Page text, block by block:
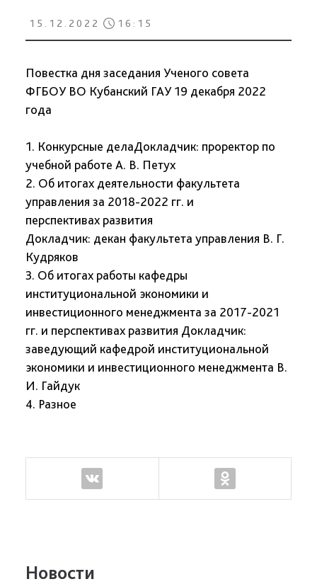
15.12.2022 16:15
Повестка дня заседания Ученого совета
ФГБОУ ВО Кубанский ГАУ 19 декабря 2022
года
1. Конкурсные делаДокладчик: проректор по
учебной работе А. В. Петух
2. Об итогах деятельности факультета
управления за 2018-2022 гг. и
перспективах развития
Докладчик: декан факультета управления В. Г.
Кудряков
3. Об итогах работы кафедры
институциональной экономики и
инвестиционного менеджмента за 2017-2021
гг. и перспективах развития Докладчик:
заведующий кафедрой институциональной
экономики и инвестиционного менеджмента В.
И. Гайдук
4. Разное
Новости